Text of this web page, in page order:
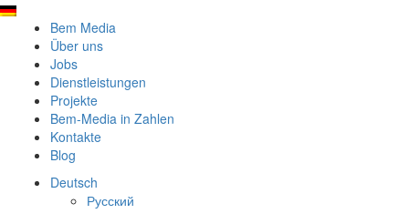
Bem Media
Über uns
Jobs
Dienstleistungen
Projekte
Bem-Media in Zahlen
Kontakte
Blog
Deutsch
Русский